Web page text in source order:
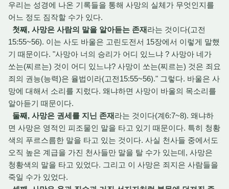
우리는 성경에 나온 기록들을 통해 사망의 실체가 무엇인지를
어느 정도 짐작할 수가 있다.
첫째, 사망은 사람의 말을 알아듣는 존재라는 것이다(고전
15:55~56). 이는 사도 바울은 고린도전서 15장에서 이렇게 말했
기 때문이다. "사망아 너의 승리가 어디 있느냐 ? 사망아 네가
쏘는(찌르는) 것이 어디 있느냐? 사망이 쏘는(찌르는) 것은 죄요
죄의 권능(능력)은 율법이라(고전15:55~56)." 그렇다. 바울은 사
망에 대해서 소리를 지렀다. 왜냐하면 사망이 바울의 목소리를
알아듣기 때문이다.
둘째, 사망은 권세를 지닌 존재라는 것이다(계6:7~8). 왜냐하
면 사망은 영적인 피조물인 말을 타고 있기 때문이다. 특히 청황
색의 푸르스름한 말을 타고 있는 것이다. 사실 천사들 중에서도
오직 높은 계급을 가진 천사들만 말을 탈 수가 있는데, 사망은
청황색의 말을 타고 있었다. 그리고 이 사망은 죄지은 사람들을
죽일 수가 있었다.